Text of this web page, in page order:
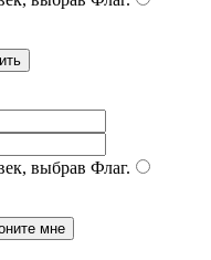
выбрав Флаг.